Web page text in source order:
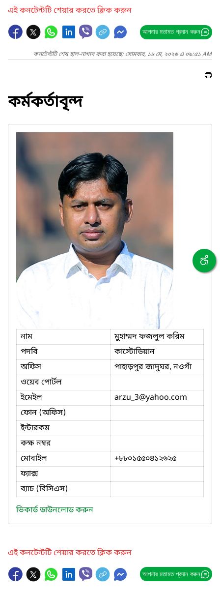
এই কনটেন্টটি শেয়ার করতে ক্লিক করুন
আপনার মতামত প্রদান করুন
কনটেন্টটি শেষ হাল-নাগাদ করা হয়েছে: সোমবার, ১৮ মে, ২০২৬ এ ০৯:৫১ AM
কর্মকর্তাবৃন্দ
নাম
মুহাম্মদ ফজলুল করিম
পদবি
কাস্টোডিয়ান
অফিস
পাহাড়পুর জাদুঘর, নওগাঁ
ওয়েব পোর্টল
ইমেইল
arzu_3@yahoo.com
ফোন (অফিস)
ইন্টারকম
কক্ষ নম্বর
মোবাইল
+৮৮০১৫৫০৪১২৬২৫
ফ্যাক্স
ব্যাচ (বিসিএস)
ভিকার্ড ডাউনলোড করুন
এই কনটেন্টটি শেয়ার করতে ক্লিক করুন
আপনার মতামত প্রদান করুন